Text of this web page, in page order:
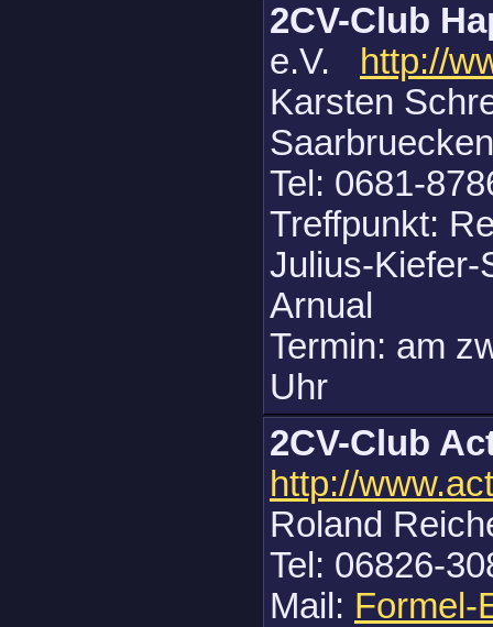
2CV-Club
e.V.
http://
Karsten
Saarbruecken
Tel: 0681-
Treffpunkt:
Julius-Kiefer-
Arnual
Termin: am
Uhr
2CV-Club
http://
Roland
Tel: 06826-
Mail: Formel-